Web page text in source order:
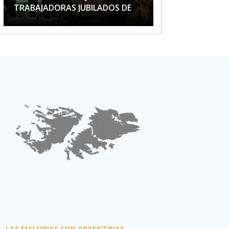
TRABAJADORAS JUBILADOS DE
APTA